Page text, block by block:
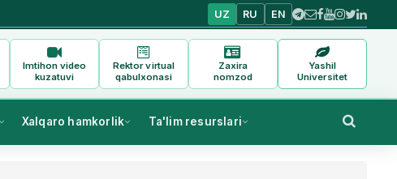
UZ RU EN
Imtihon video
kuzatuvi
Rektor virtual
qabulxonasi
Zaxira
nomzod
Yashil
Universitet
Xalqaro hamkorlik Ta'lim resurslari